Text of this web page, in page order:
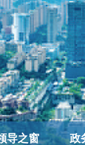
导之窗 政